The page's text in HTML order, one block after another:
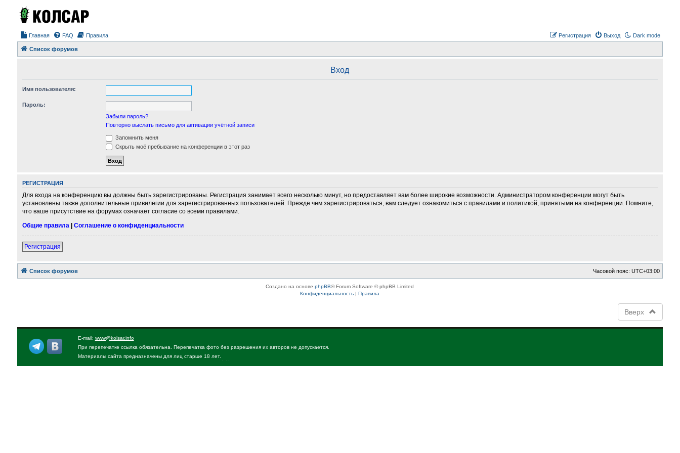
Главная Dark mode
FAQ Правила Выход
Регистрация
Список форумов
Вход
Имя пользователя:
Пароль:
Забыли пароль?
Повторно выслать письмо для активации учётной записи
Запомнить меня
Скрыть моё пребывание на конференции в этот раз
РЕГИСТРАЦИЯ
Для входа на конференцию вы должны быть зарегистрированы. Регистрация занимает всего несколько минут, но предоставляет вам более широкие возможности. Администратором конференции могут быть
установлены также дополнительные привилегии для зарегистрированных пользователей. Прежде чем зарегистрироваться, вам следует ознакомиться с правилами и политикой, принятыми на конференции. Помните,
что ваше присутствие на форумах означает согласие со всеми правилами.
Общие правила | Соглашение о конфиденциальности
Регистрация
Список форумов Часовой пояс:UTC+03:00
Создано на основеphpBB® Forum Software © phpBB Limited
Конфиденциальность |Правила
Вверх
E-mail: www@kolsar.info
При перепечатке ссылка обязательна. Перепечатка фото без разрешения их авторов не допускается.
Материалы сайта предназначены для лиц старше 18 лет.